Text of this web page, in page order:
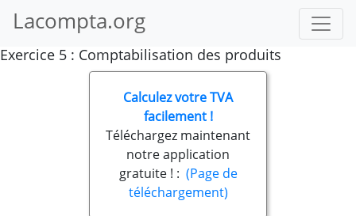
Lacompta.org
Exercice 5 : Comptabilisation des produits
Calculez votre TVA
facilement !
Téléchargez maintenant
notre application
gratuite ! : (Page de
téléchargement)